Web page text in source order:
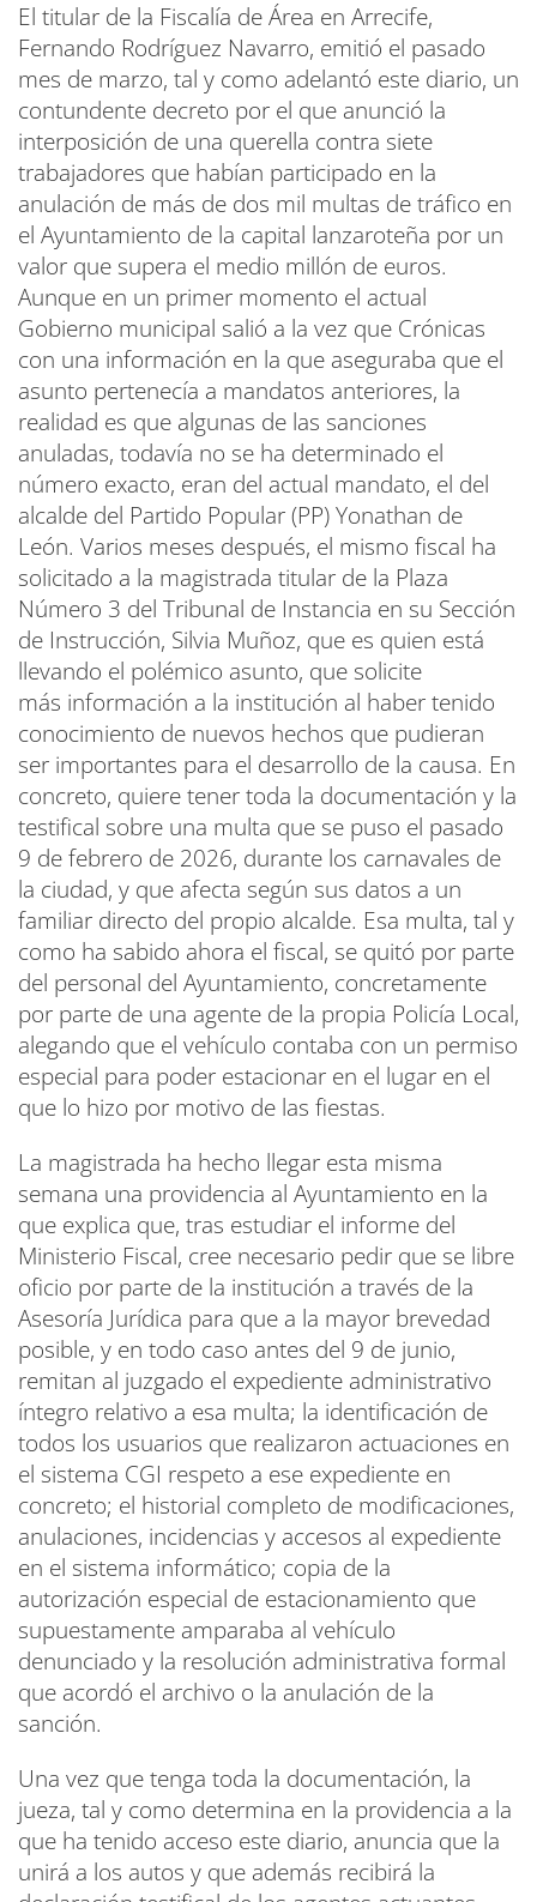
El titular de la Fiscalía de Área en Arrecife,
Fernando Rodríguez Navarro, emitió el pasado
mes de marzo, tal y como adelantó este diario, un
contundente decreto por el que anunció la
interposición de una querella contra siete
trabajadores que habían participado en la
anulación de más de dos mil multas de tráfico en
el Ayuntamiento de la capital lanzaroteña por un
valor que supera el medio millón de euros.
Aunque en un primer momento el actual
Gobierno municipal salió a la vez que Crónicas
con una información en la que aseguraba que el
asunto pertenecía a mandatos anteriores, la
realidad es que algunas de las sanciones
anuladas, todavía no se ha determinado el
número exacto, eran del actual mandato, el del
alcalde del Partido Popular (PP) Yonathan de
León. Varios meses después, el mismo fiscal ha
solicitado a la magistrada titular de la Plaza
Número 3 del Tribunal de Instancia en su Sección
de Instrucción, Silvia Muñoz, que es quien está
llevando el polémico asunto, que solicite
más información a la institución al haber tenido
conocimiento de nuevos hechos que pudieran
ser importantes para el desarrollo de la causa. En
concreto, quiere tener toda la documentación y la
testifical sobre una multa que se puso el pasado
9 de febrero de 2026, durante los carnavales de
la ciudad, y que afecta según sus datos a un
familiar directo del propio alcalde. Esa multa, tal y
como ha sabido ahora el fiscal, se quitó por parte
del personal del Ayuntamiento, concretamente
por parte de una agente de la propia Policía Local,
alegando que el vehículo contaba con un permiso
especial para poder estacionar en el lugar en el
que lo hizo por motivo de las fiestas.
La magistrada ha hecho llegar esta misma
semana una providencia al Ayuntamiento en la
que explica que, tras estudiar el informe del
Ministerio Fiscal, cree necesario pedir que se libre
oficio por parte de la institución a través de la
Asesoría Jurídica para que a la mayor brevedad
posible, y en todo caso antes del 9 de junio,
remitan al juzgado el expediente administrativo
íntegro relativo a esa multa; la identificación de
todos los usuarios que realizaron actuaciones en
el sistema CGI respeto a ese expediente en
concreto; el historial completo de modificaciones,
anulaciones, incidencias y accesos al expediente
en el sistema informático; copia de la
autorización especial de estacionamiento que
supuestamente amparaba al vehículo
denunciado y la resolución administrativa formal
que acordó el archivo o la anulación de la
sanción.
Una vez que tenga toda la documentación, la
jueza, tal y como determina en la providencia a la
que ha tenido acceso este diario, anuncia que la
unirá a los autos y que además recibirá la